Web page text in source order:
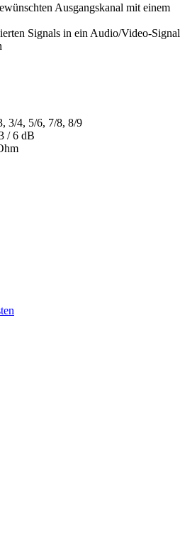
Ausgangskanal mit einem
Signals in ein Audio/Video-Signal
3/4, 5/6, 7/8, 8/9
/ 6 dB